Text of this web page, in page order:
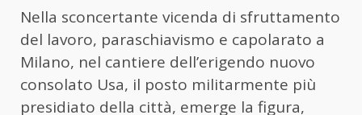
Nella sconcertante vicenda di sfruttamento
del lavoro, paraschiavismo e capolarato a
Milano, nel cantiere dell’erigendo nuovo
consolato Usa, il posto militarmente più
presidiato della città, emerge la figura,